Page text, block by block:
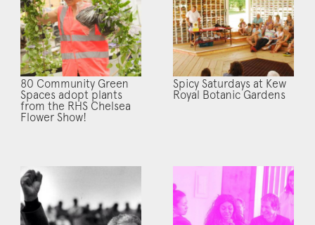
80 Community Green
Spaces adopt plants
from the RHS Chelsea
Flower Show!
Spicy Saturdays at Kew
Royal Botanic Gardens